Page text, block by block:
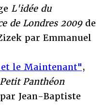
L'idée du
de Londres 2009de
par Emmanuel
et le Maintenant",
Petit Panthéon
Jean-Baptiste